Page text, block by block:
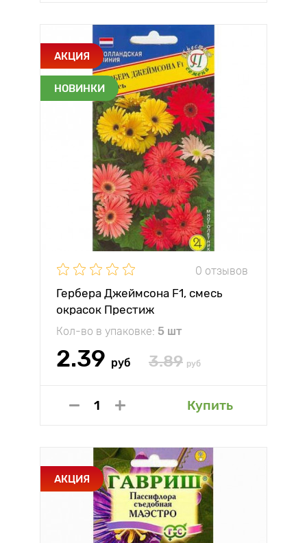
АКЦИЯ
НОВИНКИ
0 отзывов
Гербера Джеймсона F1, смесь
окрасок Престиж
Кол-во в упаковке: 5 шт
2.39 руб 3.89 руб
Купить
АКЦИЯ